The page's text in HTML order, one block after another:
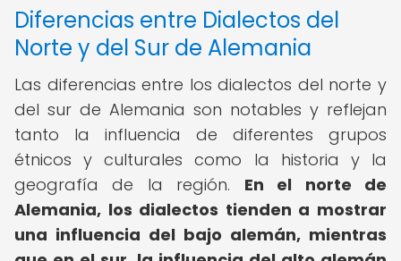
Diferencias entre Dialectos del
Norte y del Sur de Alemania
Las diferencias entre los dialectos del norte y
del sur de Alemania son notables y reflejan
tanto la influencia de diferentes grupos
étnicos y culturales como la historia y la
geografía de la región. En el norte de
Alemania, los dialectos tienden a mostrar
una influencia del bajo alemán, mientras